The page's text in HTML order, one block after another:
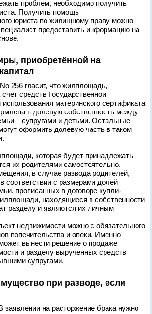
проблем, необходимо получить
Получить помощь
юриста по жилищному праву можно
предоставить информацию на
приобретённой на
256 гласит, что жилплощадь,
средств Государственной
материнского сертификата
в долевую собственность между
– супругами и детьми. Остальные
оформить долевую часть в таком
которая будет принадлежать
их родителями самостоятельно.
в случае развода родителей,
соответствии с размерами долей
прописанных в договоре купли-
находящиеся в собственности
разделу и являются их личным
недвижимости можно с обязательного
попечительства и опеки. Именно
вынести решение о продаже
и разделу вырученных средств
супругами.
при разводе, если
на расторжение брака нужно